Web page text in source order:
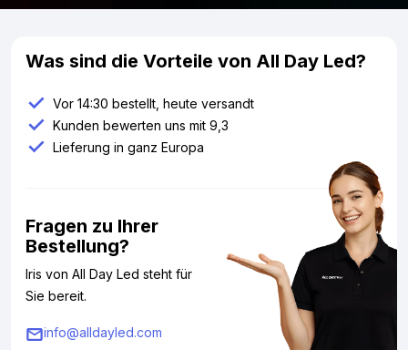
Was sind die Vorteile von All Day Led?
Vor 14:30 bestellt, heute versandt
Kunden bewerten uns mit 9,3
Lieferung in ganz Europa
Fragen zu Ihrer
Bestellung?
Iris von All Day Led steht für
Sie bereit.
info@alldayled.com